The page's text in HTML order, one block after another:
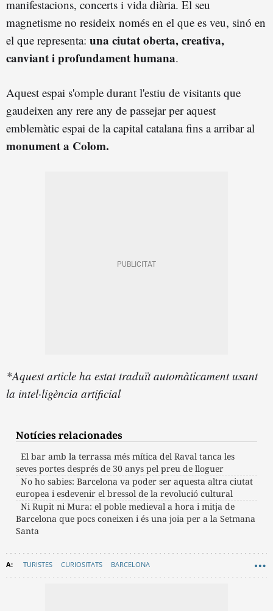
manifestacions, concerts i vida diària. El seu
magnetisme no resideix només en el que es veu, sinó en
el que representa: una ciutat oberta, creativa,
canviant i profundament humana.
Aquest espai s'omple durant l'estiu de visitants que
gaudeixen any rere any de passejar per aquest
emblemàtic espai de la capital catalana fins a arribar al
monument a Colom.
*Aquest article ha estat traduït automàticament usant
la intel·ligència artificial
Notícies relacionades
El bar amb la terrassa més mítica del Raval tanca les
seves portes després de 30 anys pel preu de lloguer
No ho sabies: Barcelona va poder ser aquesta altra ciutat
europea i esdevenir el bressol de la revolució cultural
Ni Rupit ni Mura: el poble medieval a hora i mitja de
Barcelona que pocs coneixen i és una joia per a la Setmana
Santa
TURISTES CURIOSITATS BARCELONA